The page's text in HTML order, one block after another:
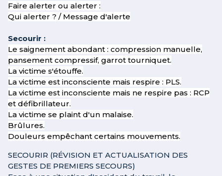
Faire alerter ou alerter :
Qui alerter ? / Message d'alerte
Secourir :
Le saignement abondant : compression manuelle,
pansement compressif, garrot tourniquet.
La victime s'étouffe.
La victime est inconsciente mais respire : PLS.
La victime est inconsciente mais ne respire pas : RCP
et défibrillateur.
La victime se plaint d'un malaise.
Brûlures.
Douleurs empêchant certains mouvements.
SECOURIR (RÉVISION ET ACTUALISATION DES
GESTES DE PREMIERS SECOURS)